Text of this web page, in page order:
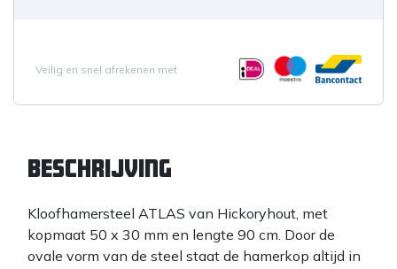
Veilig en snel afrekenen met
Beschrijving
Kloofhamersteel ATLAS van Hickoryhout, met
kopmaat 50 x 30 mm en lengte 90 cm. Door de
ovale vorm van de steel staat de hamerkop altijd in